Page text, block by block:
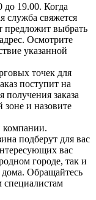
до 19.00. Когда
служба свяжется
предложит выбрать
Осмотрите
указанной
точек для
поступит на
получения заказа
зоне и назовите
компании.
подберут для вас
вас
городе, так и
дома. Обращайтесь